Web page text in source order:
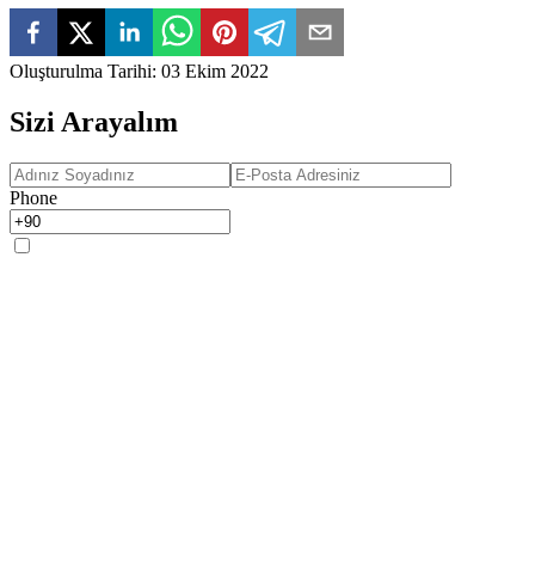
Oluşturulma Tarihi: 03 Ekim 2022
Sizi Arayalım
Phone